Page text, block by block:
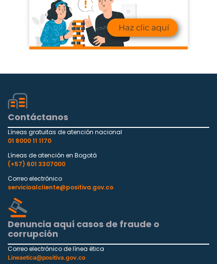
Contáctanos
Líneas gratuitas de atención nacional
01 8000 11 1170
Líneas de atención en Bogotá
(+57) 601 3307000
Correo electrónico
servicioalcliente@positiva.gov.co
Denuncia aquí casos de fraude o
corrupción
Correo electrónico de línea ética
Lineaetica@positiva.gov.co